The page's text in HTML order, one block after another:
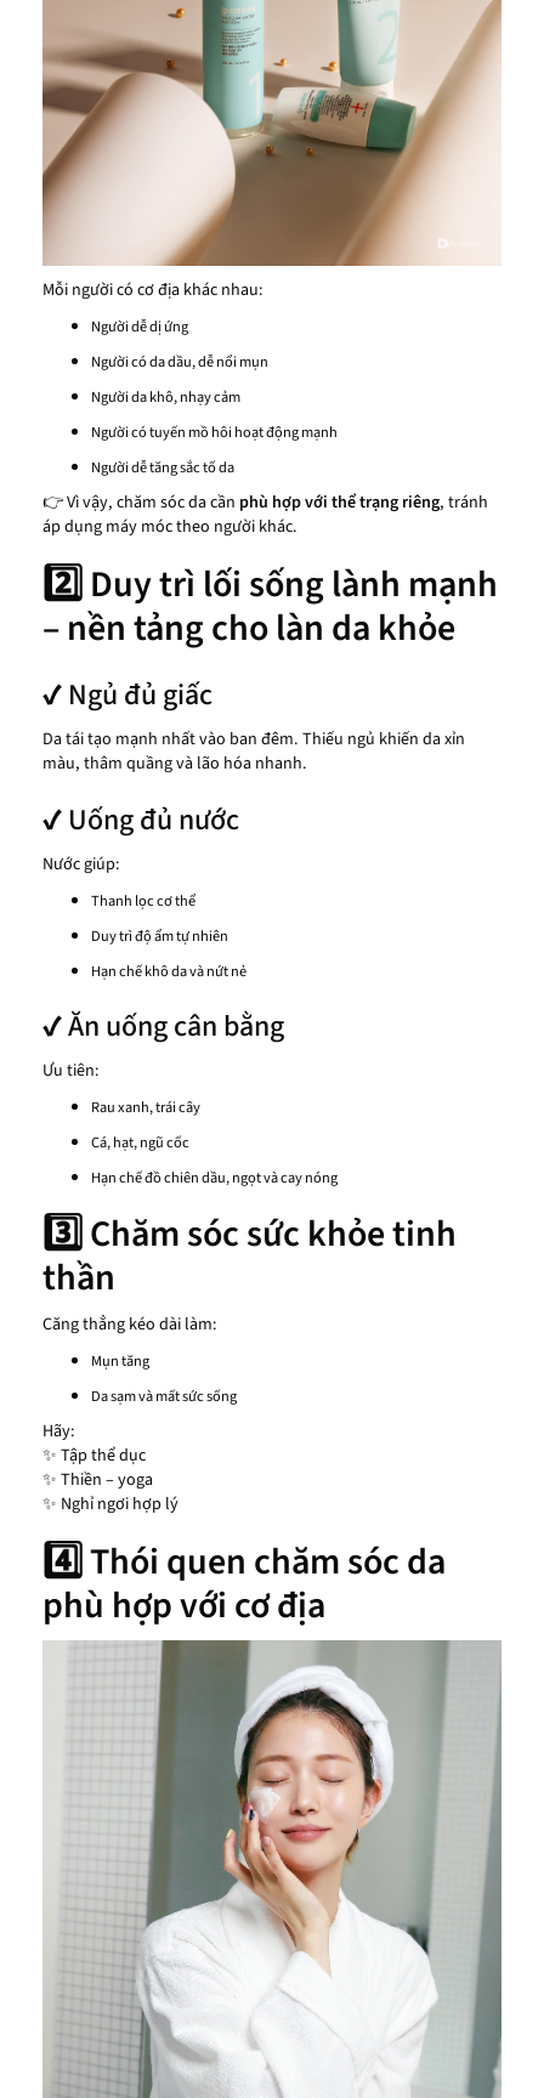
Mỗi người có cơ địa khác nhau:
Người dễ dị ứng
Người có da dầu, dễ nổi mụn
Người da khô, nhạy cảm
Người có tuyến mồ hôi hoạt động mạnh
Người dễ tăng sắc tố da
👉 Vì vậy, chăm sóc da cần phù hợp với thể trạng riêng, tránh
áp dụng máy móc theo người khác.
2️⃣ Duy trì lối sống lành mạnh
– nền tảng cho làn da khỏe
✔ Ngủ đủ giấc
Da tái tạo mạnh nhất vào ban đêm. Thiếu ngủ khiến da xỉn
màu, thâm quầng và lão hóa nhanh.
✔ Uống đủ nước
Nước giúp:
Thanh lọc cơ thể
Duy trì độ ẩm tự nhiên
Hạn chế khô da và nứt nẻ
✔ Ăn uống cân bằng
Ưu tiên:
Rau xanh, trái cây
Cá, hạt, ngũ cốc
Hạn chế đồ chiên dầu, ngọt và cay nóng
3️⃣ Chăm sóc sức khỏe tinh
thần
Căng thẳng kéo dài làm:
Mụn tăng
Da sạm và mất sức sống
Hãy:
✨ Tập thể dục
✨ Thiền – yoga
✨ Nghỉ ngơi hợp lý
4️⃣ Thói quen chăm sóc da
phù hợp với cơ địa